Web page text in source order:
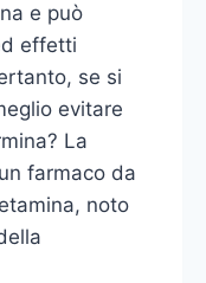
e può
effetti
se si
evitare
La
farmaco da
noto